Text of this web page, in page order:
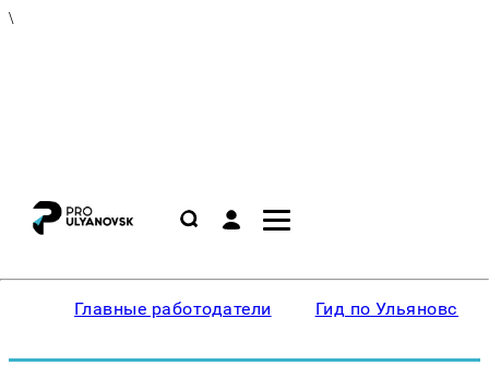
\
Главные работодатели Гид по Ульяновску